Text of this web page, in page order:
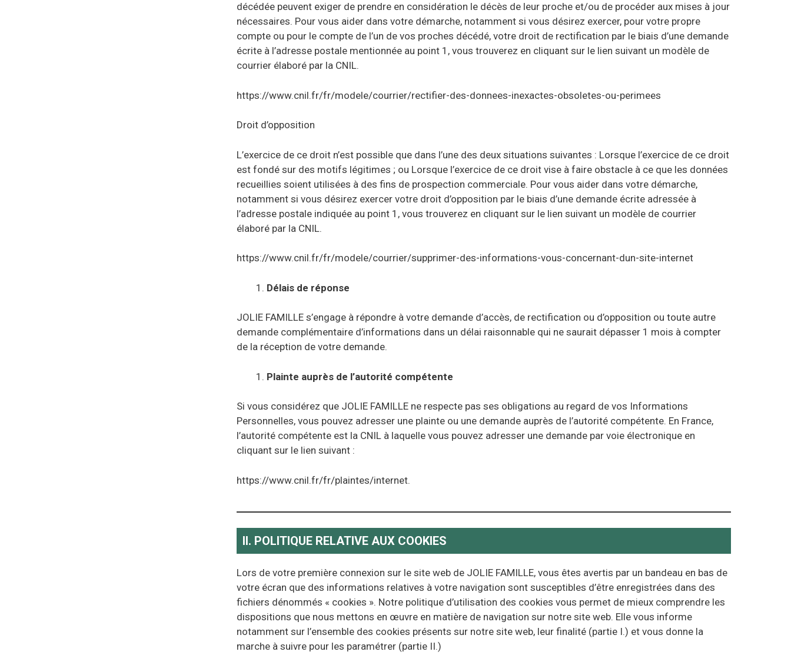
décédée peuvent exiger de prendre en considération le décès de leur proche et/ou de procéder aux mises à jour
nécessaires. Pour vous aider dans votre démarche, notamment si vous désirez exercer, pour votre propre
compte ou pour le compte de l’un de vos proches décédé, votre droit de rectification par le biais d’une demande
écrite à l’adresse postale mentionnée au point 1, vous trouverez en cliquant sur le lien suivant un modèle de
courrier élaboré par la CNIL.
https://www.cnil.fr/fr/modele/courrier/rectifier-des-donnees-inexactes-obsoletes-ou-perimees
Droit d’opposition
L’exercice de ce droit n’est possible que dans l’une des deux situations suivantes : Lorsque l’exercice de ce droit
est fondé sur des motifs légitimes ; ou Lorsque l’exercice de ce droit vise à faire obstacle à ce que les données
recueillies soient utilisées à des fins de prospection commerciale. Pour vous aider dans votre démarche,
notamment si vous désirez exercer votre droit d’opposition par le biais d’une demande écrite adressée à
l’adresse postale indiquée au point 1, vous trouverez en cliquant sur le lien suivant un modèle de courrier
élaboré par la CNIL.
https://www.cnil.fr/fr/modele/courrier/supprimer-des-informations-vous-concernant-dun-site-internet
Délais de réponse
JOLIE FAMILLE s’engage à répondre à votre demande d’accès, de rectification ou d’opposition ou toute autre
demande complémentaire d’informations dans un délai raisonnable qui ne saurait dépasser 1 mois à compter
de la réception de votre demande.
Plainte auprès de l’autorité compétente
Si vous considérez que JOLIE FAMILLE ne respecte pas ses obligations au regard de vos Informations
Personnelles, vous pouvez adresser une plainte ou une demande auprès de l’autorité compétente. En France,
l’autorité compétente est la CNIL à laquelle vous pouvez adresser une demande par voie électronique en
cliquant sur le lien suivant :
https://www.cnil.fr/fr/plaintes/internet.
II. POLITIQUE RELATIVE AUX COOKIES
Lors de votre première connexion sur le site web de JOLIE FAMILLE, vous êtes avertis par un bandeau en bas de
votre écran que des informations relatives à votre navigation sont susceptibles d’être enregistrées dans des
fichiers dénommés « cookies ». Notre politique d’utilisation des cookies vous permet de mieux comprendre les
dispositions que nous mettons en œuvre en matière de navigation sur notre site web. Elle vous informe
notamment sur l’ensemble des cookies présents sur notre site web, leur finalité (partie I.) et vous donne la
marche à suivre pour les paramétrer (partie II.)